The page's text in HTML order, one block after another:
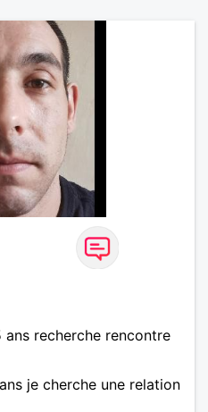
recherche rencontre
je cherche une relation